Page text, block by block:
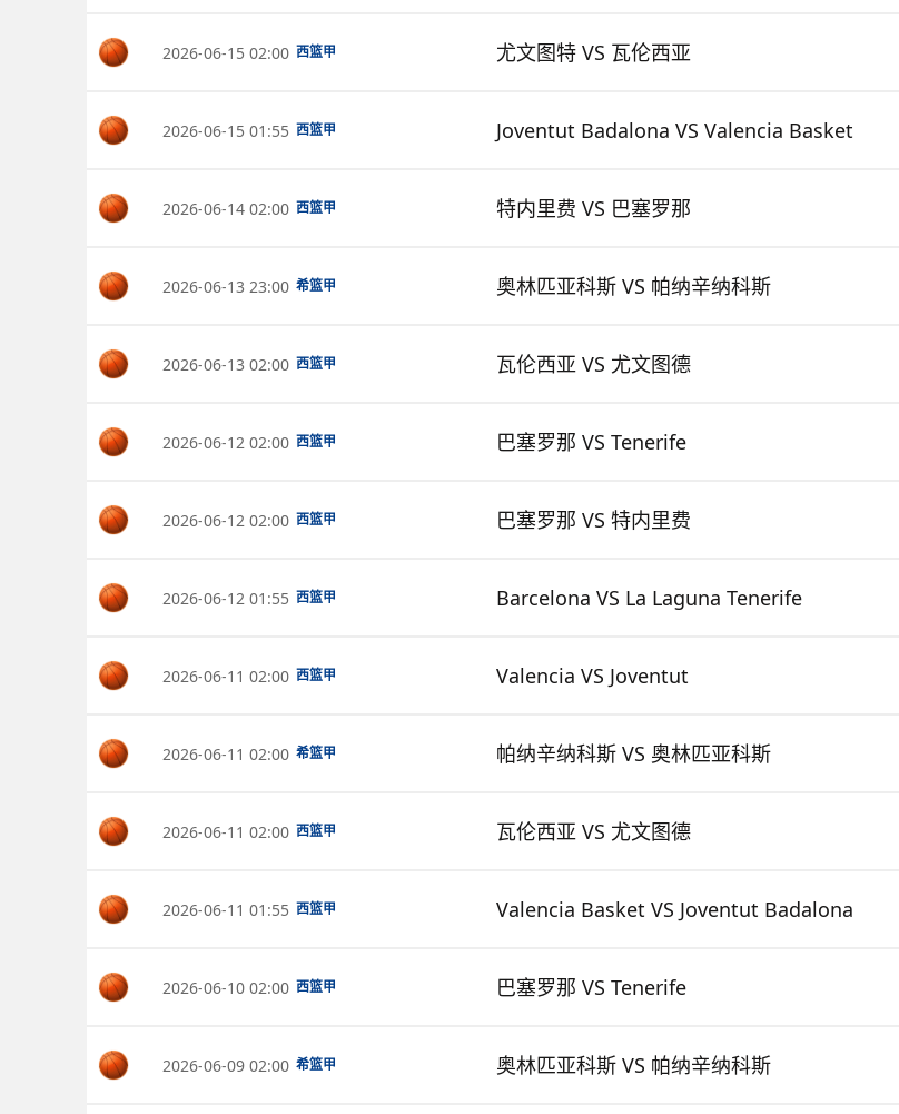
2026-06-15 02:00 西篮甲 尤文图特 VS 瓦伦西亚
2026-06-15 01:55 西篮甲 Joventut Badalona VS Valencia Basket
2026-06-14 02:00 西篮甲 特内里费 VS 巴塞罗那
2026-06-13 23:00 希篮甲 奥林匹亚科斯 VS 帕纳辛纳科斯
2026-06-13 02:00 西篮甲 瓦伦西亚 VS 尤文图德
2026-06-12 02:00 西篮甲 巴塞罗那 VS Tenerife
2026-06-12 02:00 西篮甲 巴塞罗那 VS 特内里费
2026-06-12 01:55 西篮甲 Barcelona VS La Laguna Tenerife
2026-06-11 02:00 西篮甲 Valencia VS Joventut
2026-06-11 02:00 希篮甲 帕纳辛纳科斯 VS 奥林匹亚科斯
2026-06-11 02:00 西篮甲 瓦伦西亚 VS 尤文图德
2026-06-11 01:55 西篮甲 Valencia Basket VS Joventut Badalona
2026-06-10 02:00 西篮甲 巴塞罗那 VS Tenerife
2026-06-09 02:00 希篮甲 奥林匹亚科斯 VS 帕纳辛纳科斯